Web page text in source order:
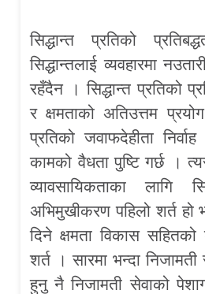
सिद्धान्त प्रतिको
सिद्धान्तलाई व्यवहारमा
रहँदैन । सिद्धान्त प्रतिको
र क्षमताको अतिउत्तम
प्रतिको जवाफदेहीता
कामको वैधता पुष्टि गर्छ ।
व्यावसायिकताका लागि
अभिमुखीकरण पहिलो शर्त हो
दिने क्षमता विकास सहितको
शर्त । सारमा भन्दा
हुनु नै निजामती सेवाको